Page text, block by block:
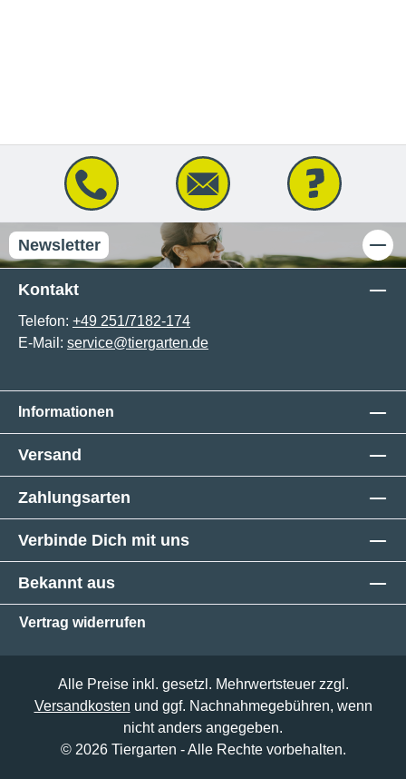
Newsletter
Kontakt
Telefon: +49 251/7182-174
E-Mail: service@tiergarten.de
Informationen
Versand
Zahlungsarten
Verbinde Dich mit uns
Bekannt aus
Vertrag widerrufen
Alle Preise inkl. gesetzl. Mehrwertsteuer zzgl.
Versandkosten und ggf. Nachnahmegebühren, wenn
nicht anders angegeben.
© 2026 Tiergarten - Alle Rechte vorbehalten.